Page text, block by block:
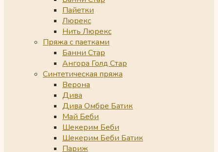
Пайетки
Люрекс
Нить Люрекс
Пряжа с паетками
Банни Стар
Ангора Голд Стар
Синтетическая пряжа
Верона
Дива
Дива Омбре Батик
Май Беби
Шекерим Беби
Шекерим Беби Батик
Париж